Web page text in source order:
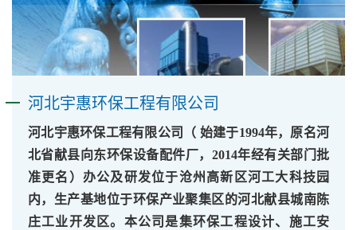
河北宇惠环保工程有限公司​​
河北宇惠环保工程有限公司（ 始建于1994年，原名河
北省献县向东环保设备配件厂，2014年经有关部门批
准更名）办公及研发位于沧州高新区河工大科技园
内，生产基地位于环保产业聚集区的河北献县城南陈
庄工业开发区。本公司是集环保工程设计、施工安